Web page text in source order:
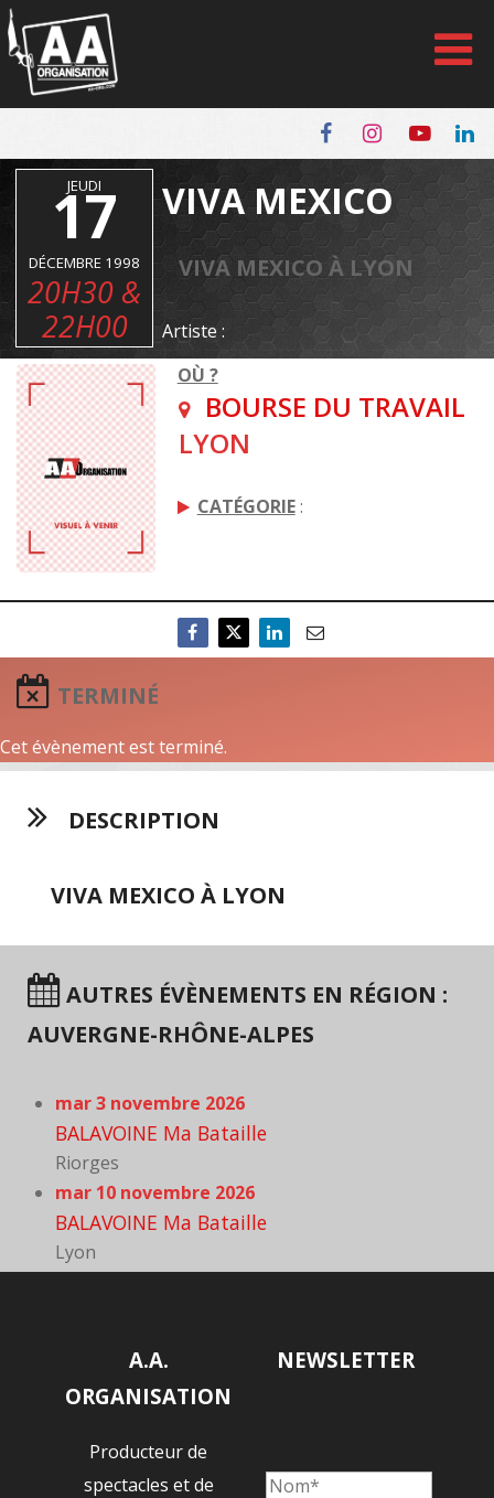
Panneau de gestion des cookies
JEUDI
17
DÉCEMBRE 1998
20H30 &
22H00
VIVA MEXICO
VIVA MEXICO À LYON
Artiste :
OÙ ?
BOURSE DU TRAVAIL
LYON
CATÉGORIE:
TERMINÉ
Cet évènement est terminé.
DESCRIPTION
VIVA MEXICO À LYON
AUTRES ÉVÈNEMENTS EN RÉGION :
AUVERGNE-RHÔNE-ALPES
mar 3 novembre 2026
BALAVOINE Ma Bataille
Riorges
mar 10 novembre 2026
BALAVOINE Ma Bataille
Lyon
A.A.
ORGANISATION
Producteur de
spectacles et de
NEWSLETTER